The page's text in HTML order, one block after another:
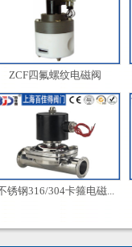
ZCF四氟螺纹电磁阀
锈钢316/304卡箍电磁...